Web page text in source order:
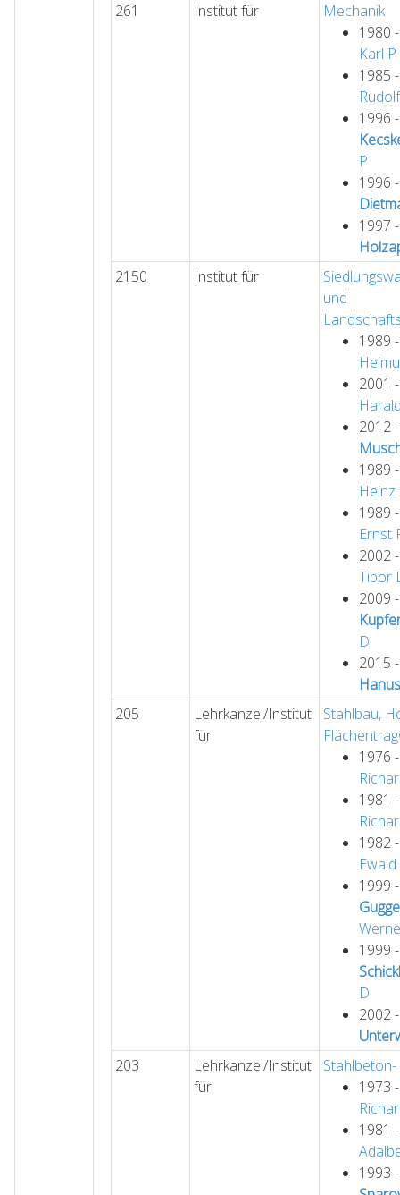
261
Institut für
Mechanik
1980
Karl P
1985
Rudolf
1996
P
1996
1997
2150
Institut für
und
1989
2001
2012
1989
Heinz
1989
Ernst
2002
Tibor
2009
D
2015
205
Lehrkanzel/Institut
für
Stahlbau,
1976
1981
1982
Ewald
1999
1999
D
2002
203
Lehrkanzel/Institut
für
1973
1981
1993